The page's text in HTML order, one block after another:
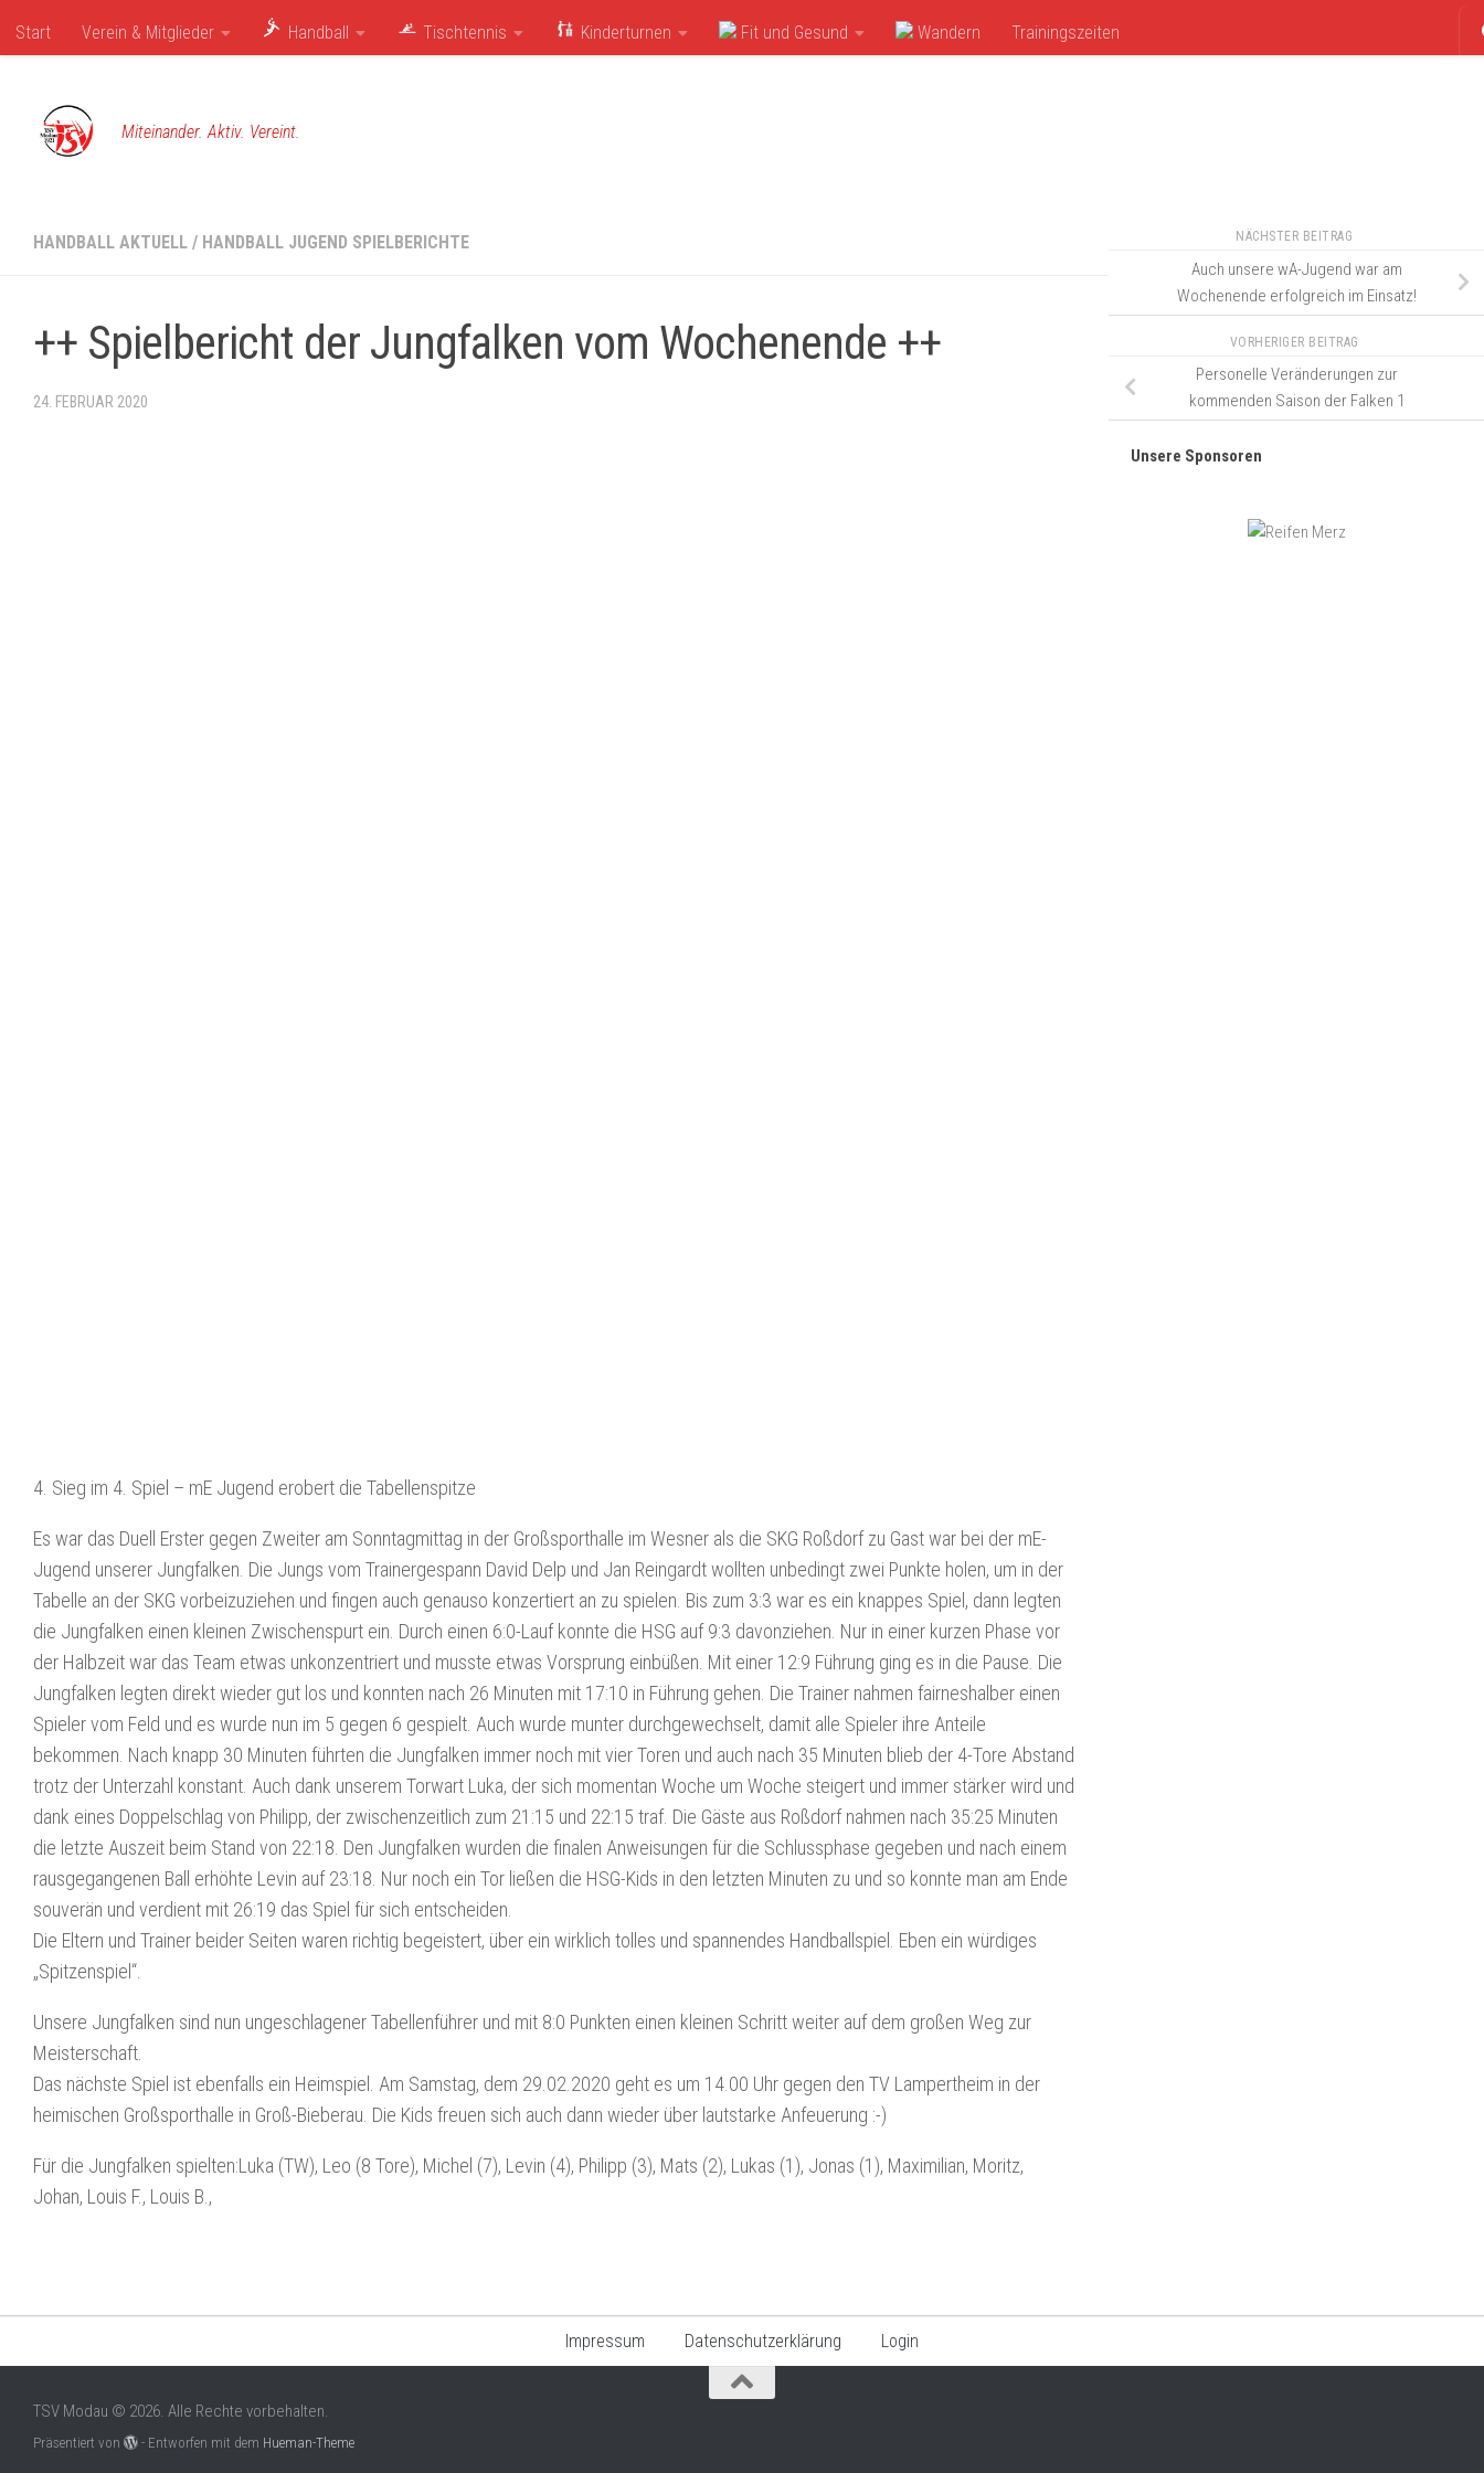
Zum Inhalt springen
Start Verein & Mitglieder Handball Tischtennis Kinderturnen Fit und Gesund Wandern Trainingszeiten
Miteinander. Aktiv. Vereint.
HANDBALL AKTUELL / HANDBALL JUGEND SPIELBERICHTE
++ Spielbericht der Jungfalken vom Wochenende ++
24. FEBRUAR 2020
4. Sieg im 4. Spiel – mE Jugend erobert die Tabellenspitze
Es war das Duell Erster gegen Zweiter am Sonntagmittag in der Großsporthalle im Wesner als die SKG Roßdorf zu Gast war bei der mE-
Jugend unserer Jungfalken. Die Jungs vom Trainergespann David Delp und Jan Reingardt wollten unbedingt zwei Punkte holen, um in der
Tabelle an der SKG vorbeizuziehen und fingen auch genauso konzertiert an zu spielen. Bis zum 3:3 war es ein knappes Spiel, dann legten
die Jungfalken einen kleinen Zwischenspurt ein. Durch einen 6:0-Lauf konnte die HSG auf 9:3 davonziehen. Nur in einer kurzen Phase vor
der Halbzeit war das Team etwas unkonzentriert und musste etwas Vorsprung einbüßen. Mit einer 12:9 Führung ging es in die Pause. Die
Jungfalken legten direkt wieder gut los und konnten nach 26 Minuten mit 17:10 in Führung gehen. Die Trainer nahmen fairneshalber einen
Spieler vom Feld und es wurde nun im 5 gegen 6 gespielt. Auch wurde munter durchgewechselt, damit alle Spieler ihre Anteile
bekommen. Nach knapp 30 Minuten führten die Jungfalken immer noch mit vier Toren und auch nach 35 Minuten blieb der 4-Tore Abstand
trotz der Unterzahl konstant. Auch dank unserem Torwart Luka, der sich momentan Woche um Woche steigert und immer stärker wird und
dank eines Doppelschlag von Philipp, der zwischenzeitlich zum 21:15 und 22:15 traf. Die Gäste aus Roßdorf nahmen nach 35:25 Minuten
die letzte Auszeit beim Stand von 22:18. Den Jungfalken wurden die finalen Anweisungen für die Schlussphase gegeben und nach einem
rausgegangenen Ball erhöhte Levin auf 23:18. Nur noch ein Tor ließen die HSG-Kids in den letzten Minuten zu und so konnte man am Ende
souverän und verdient mit 26:19 das Spiel für sich entscheiden.
Die Eltern und Trainer beider Seiten waren richtig begeistert, über ein wirklich tolles und spannendes Handballspiel. Eben ein würdiges
„Spitzenspiel“.
Unsere Jungfalken sind nun ungeschlagener Tabellenführer und mit 8:0 Punkten einen kleinen Schritt weiter auf dem großen Weg zur
Meisterschaft.
Das nächste Spiel ist ebenfalls ein Heimspiel. Am Samstag, dem 29.02.2020 geht es um 14.00 Uhr gegen den TV Lampertheim in der
heimischen Großsporthalle in Groß-Bieberau. Die Kids freuen sich auch dann wieder über lautstarke Anfeuerung :-)
Für die Jungfalken spielten:Luka (TW), Leo (8 Tore), Michel (7), Levin (4), Philipp (3), Mats (2), Lukas (1), Jonas (1), Maximilian, Moritz,
Johan, Louis F., Louis B.,
NÄCHSTER BEITRAG
Auch unsere wA-Jugend war am
Wochenende erfolgreich im Einsatz!
VORHERIGER BEITRAG
Personelle Veränderungen zur
kommenden Saison der Falken 1
Unsere Sponsoren
Impressum Datenschutzerklärung Login
TSV Modau © 2026. Alle Rechte vorbehalten.
Präsentiert von - Entworfen mit dem Hueman-Theme